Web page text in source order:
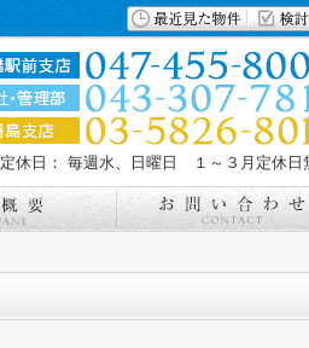
定休日： 毎週水、日曜日 １～３月定休